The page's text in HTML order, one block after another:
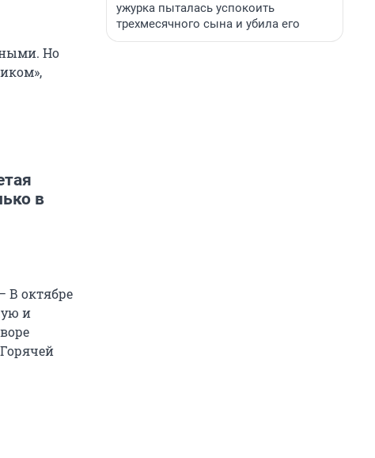
Но
в
В октябре
и
ужурка пыталась успокоить
трехмесячного сына и убила его